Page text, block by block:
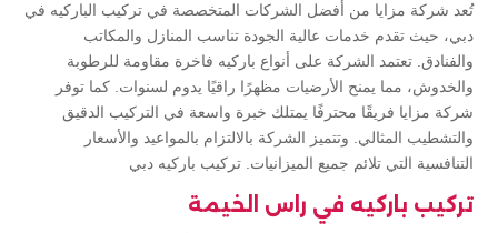
تُعد شركة مزايا من أفضل الشركات المتخصصة في تركيب الباركيه في
دبي، حيث تقدم خدمات عالية الجودة تناسب المنازل والمكاتب
والفنادق. تعتمد الشركة على أنواع باركيه فاخرة مقاومة للرطوبة
والخدوش، مما يمنح الأرضيات مظهرًا راقيًا يدوم لسنوات. كما توفر
شركة مزايا فريقًا محترفًا يمتلك خبرة واسعة في التركيب الدقيق
والتشطيب المثالي. وتتميز الشركة بالالتزام بالمواعيد والأسعار
التنافسية التي تلائم جميع الميزانيات. تركيب باركيه دبي
تركيب باركيه في راس الخيمة